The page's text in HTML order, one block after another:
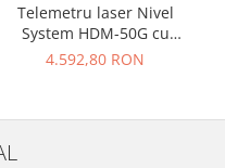
Telemetru laser Nivel
System HDM-50G cu
masurare pe distanta
4.592,80 RON